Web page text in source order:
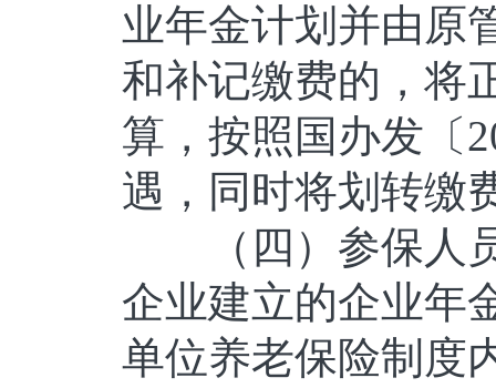
业年金计划并由原
和补记缴费的，将
算，按照国办发〔
遇，同时将划转缴
（四）参保人员
企业建立的企业年
单位养老保险制度